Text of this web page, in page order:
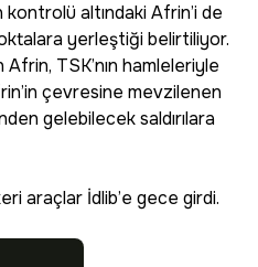
kontrolü altındaki Afrin’i de
yerleştiği belirtiliyor.
Afrin, TSK’nın hamleleriyle
çevresine mevzilenen
gelebilecek saldırılara
araçlar İdlib’e gece girdi.